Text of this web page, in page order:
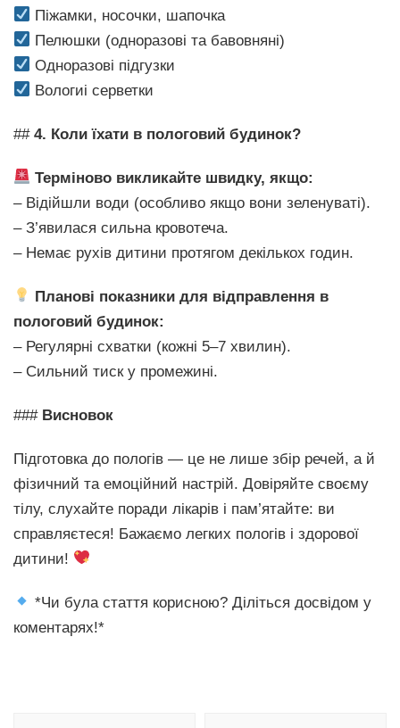
Піжамки, носочки, шапочка
Пелюшки (одноразові та бавовняні)
Одноразові підгузки
Вологиі серветки
## 4. Коли їхати в пологовий будинок?
Терміново викликайте швидку, якщо:
– Відійшли води (особливо якщо вони зеленуваті).
– З’явилася сильна кровотеча.
– Немає рухів дитини протягом декількох годин.
Планові показники для відправлення в
пологовий будинок:
– Регулярні схватки (кожні 5–7 хвилин).
– Сильний тиск у промежині.
### Висновок
Підготовка до пологів — це не лише збір речей, а й
фізичний та емоційний настрій. Довіряйте своєму
тілу, слухайте поради лікарів і пам’ятайте: ви
справляєтеся! Бажаємо легких пологів і здорової
дитини!
*Чи була стаття корисною? Діліться досвідом у
коментарях!*